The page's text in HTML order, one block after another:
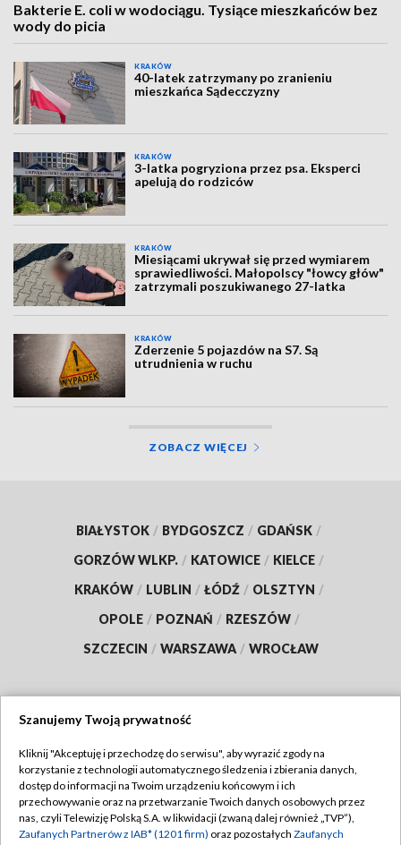
Bakterie E. coli w wodociągu. Tysiące mieszkańców bez
wody do picia
KRAKÓW
40-latek zatrzymany po zranieniu
mieszkańca Sądecczyzny
KRAKÓW
3-latka pogryziona przez psa. Eksperci
apelują do rodziców
KRAKÓW
Miesiącami ukrywał się przed wymiarem
sprawiedliwości. Małopolscy "łowcy głów"
zatrzymali poszukiwanego 27-latka
KRAKÓW
Zderzenie 5 pojazdów na S7. Są
utrudnienia w ruchu
ZOBACZ WIĘCEJ
BIAŁYSTOK / BYDGOSZCZ / GDAŃSK /
GORZÓW WLKP. / KATOWICE / KIELCE /
KRAKÓW / LUBLIN / ŁÓDŹ / OLSZTYN /
OPOLE / POZNAŃ / RZESZÓW /
SZCZECIN / WARSZAWA / WROCŁAW
TVP
Abonament TVP
Emisja w TVP
Regulamin TVP
Polityka prywatności
Szanujemy Twoją prywatność
Kliknij "Akceptuję i przechodzę do serwisu", aby wyrazić zgody na
korzystanie z technologii automatycznego śledzenia i zbierania danych,
dostęp do informacji na Twoim urządzeniu końcowym i ich
przechowywanie oraz na przetwarzanie Twoich danych osobowych przez
nas, czyli Telewizję Polską S.A. w likwidacji (zwaną dalej również „TVP”),
Zaufanych Partnerów z IAB* (1201 firm) oraz pozostałych Zaufanych